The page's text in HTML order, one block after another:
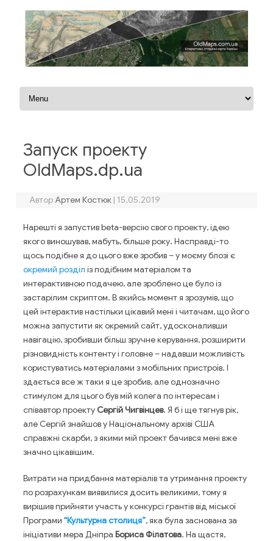
Перейти до контенту
Запуск проекту
OldMaps.dp.ua
Автор Артем Костюк | 15.05.2019
Нарешті я запустив beta-версію свого проекту, ідею
якого виношував, мабуть, більше року. Насправді-то
щось подібне я до цього вже зробив – у моєму блозі є
окремий розділ із подібним матеріалом та
интерактивною подачею, але зроблено це було із
застарілим скриптом. В якийсь момент я зрозумів, що
цей інтерактив настільки цікавий мені і читачам, що його
можна запустити як окремий сайт, удосконаливши
навігацію, зробивши більш зручне керування, розширити
різновидність контенту і головне – надавши можливість
користуватись матеріалами з мобільних пристроїв. І
здається все ж таки я це зробив, але однозначно
стимулом для цього був мій колега по інтересам і
співавтор проектуСергій Чигвінцев. Я б і ще тягнув рік,
але Сергій знайшов у Національному архіві США
справжні скарби, з якими мій проект бачився мені вже
значно цікавішим.
Витрати на придбання матеріалів та утримання проекту
по розрахункам виявилися досить великими, тому я
вирішив прийняти участь у конкурсі грантів від міської
Програми “Культурна столиця”, яка була заснована за
ініціативи мера Дніпра Бориса Філатова. На щастя,